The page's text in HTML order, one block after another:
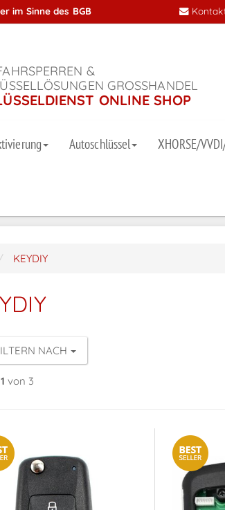
im Sinne des BGB
&
GROSSHANDEL
ONLINE SHOP
Autoschlüssel XHORSE/
KEYDIY
NACH
von 3